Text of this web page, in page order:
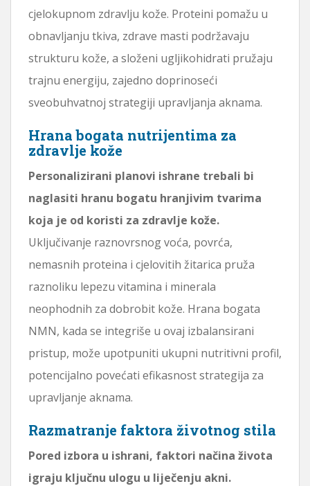
cjelokupnom zdravlju kože. Proteini pomažu u
obnavljanju tkiva, zdrave masti podržavaju
strukturu kože, a složeni ugljikohidrati pružaju
trajnu energiju, zajedno doprinoseći
sveobuhvatnoj strategiji upravljanja aknama.
Hrana bogata nutrijentima za
zdravlje kože
Personalizirani planovi ishrane trebali bi
naglasiti hranu bogatu hranjivim tvarima
koja je od koristi za zdravlje kože.
Uključivanje raznovrsnog voća, povrća,
nemasnih proteina i cjelovitih žitarica pruža
raznoliku lepezu vitamina i minerala
neophodnih za dobrobit kože. Hrana bogata
NMN, kada se integriše u ovaj izbalansirani
pristup, može upotpuniti ukupni nutritivni profil,
potencijalno povećati efikasnost strategija za
upravljanje aknama.
Razmatranje faktora životnog stila
Pored izbora u ishrani, faktori načina života
igraju ključnu ulogu u liječenju akni.